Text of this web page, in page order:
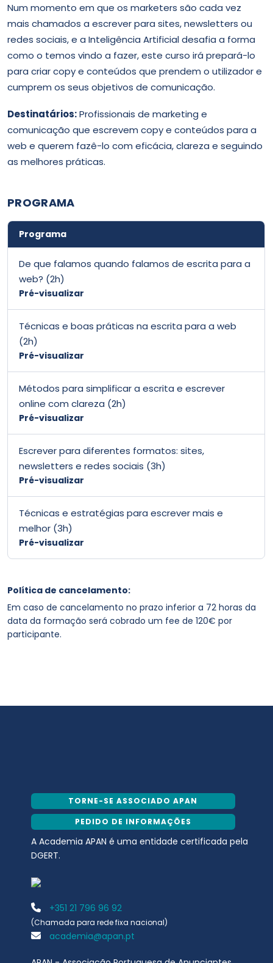
Num momento em que os marketers são cada vez
mais chamados a escrever para sites, newsletters ou
redes sociais, e a Inteligência Artificial desafia a forma
como o temos vindo a fazer, este curso irá prepará-lo
para criar copy e conteúdos que prendem o utilizador e
cumprem os seus objetivos de comunicação.
Destinatários:Profissionais de marketing e
comunicação que escrevem copy e conteúdos para a
web e querem fazê-lo com eficácia, clareza e seguindo
as melhores práticas.
PROGRAMA
Programa
De que falamos quando falamos de escrita para a
web? (2h)
Pré-visualizar
Técnicas e boas práticas na escrita para a web
(2h)
Pré-visualizar
Métodos para simplificar a escrita e escrever
online com clareza (2h)
Pré-visualizar
Escrever para diferentes formatos: sites,
newsletters e redes sociais (3h)
Pré-visualizar
Técnicas e estratégias para escrever mais e
melhor (3h)
Pré-visualizar
Política de cancelamento:
Em caso de cancelamento no prazo inferior a 72 horas da
data da formação será cobrado um fee de 120€ por
participante.
TORNE-SE ASSOCIADO APAN
PEDIDO DE INFORMAÇÕES
A Academia APAN é uma entidade certificada pela
DGERT.
+351 21 796 96 92
(Chamada para rede fixa nacional)
academia@apan.pt